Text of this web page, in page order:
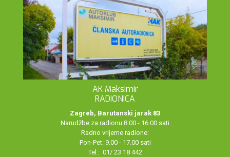
AK Maksimir
RADIONICA
Zagreb, Barutanski jarak 83
Narudžbe za radionu 8.00 - 16.00 sati
Radno vrijeme radione:
Pon-Pet: 9.00 - 17.00 sati
Tel.: 01/ 23 18 442